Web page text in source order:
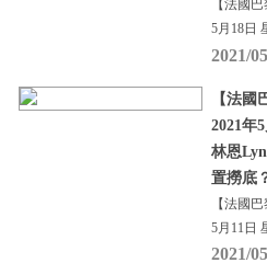
【法國
5月18日
2021/
【法國
2021年
林恩
置撈底
【法國
5月11日
2021/